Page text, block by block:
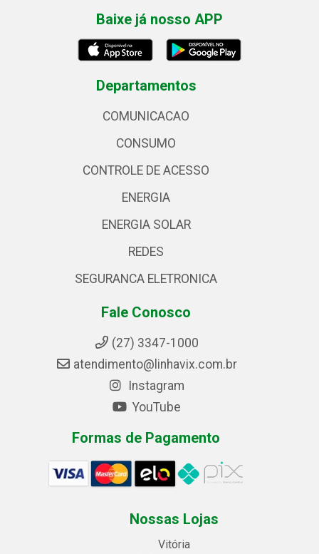
Baixe já nosso APP
Departamentos
COMUNICACAO
CONSUMO
CONTROLE DE ACESSO
ENERGIA
ENERGIA SOLAR
REDES
SEGURANCA ELETRONICA
Fale Conosco
(27) 3347-1000
atendimento@linhavix.com.br
Instagram
YouTube
Formas de Pagamento
Nossas Lojas
Vitória